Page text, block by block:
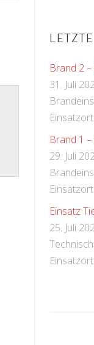
Brand 2
31. Juli
Brand 1
29. Juli
Einsatz
25. Juli